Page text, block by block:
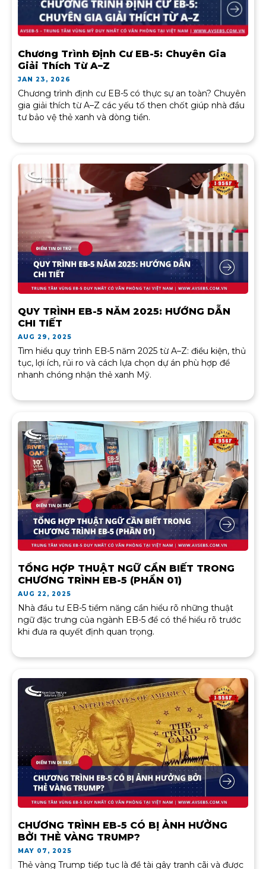
Chương Trình Định Cư EB-5: Chuyên Gia
Giải Thích Từ A–Z
JAN 23, 2026
Chương trình định cư EB-5 có thực sự an toàn? Chuyên
gia giải thích từ A–Z các yếu tố then chốt giúp nhà đầu
tư bảo vệ thẻ xanh và dòng tiền.
QUY TRÌNH EB-5 NĂM 2025: HƯỚNG DẪN
CHI TIẾT
AUG 29, 2025
Tìm hiểu quy trình EB-5 năm 2025 từ A–Z: điều kiện, thủ
tục, lợi ích, rủi ro và cách lựa chọn dự án phù hợp để
nhanh chóng nhận thẻ xanh Mỹ.
TỔNG HỢP THUẬT NGỮ CẦN BIẾT TRONG
CHƯƠNG TRÌNH EB-5 (PHẦN 01)
AUG 22, 2025
Nhà đầu tư EB-5 tiềm năng cần hiểu rõ những thuật
ngữ đặc trưng của ngành EB-5 để có thể hiểu rõ trước
khi đưa ra quyết định quan trọng.
CHƯƠNG TRÌNH EB-5 CÓ BỊ ẢNH HƯỞNG
BỞI THẺ VÀNG TRUMP?
MAY 07, 2025
Thẻ vàng Trump tiếp tục là đề tài gây tranh cãi và được